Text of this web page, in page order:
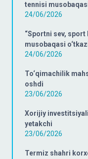
tennisi
24/06/2026
“Sportni sev,
musobaqasi
24/06/2026
To‘qimachilik
oshdi
23/06/2026
Xorijiy
yetakchi
23/06/2026
Termiz shahri